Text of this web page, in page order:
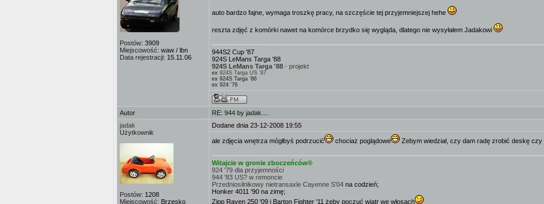
Postów: 3909
Miejscowość: waw / lbn
Data rejestracji: 15.11.06
auto bardzo fajne, wymaga troszkę pracy, na szczęście tej przyjemniejszej hehe
reszta zdjęć z komórki nawet na komórce brzydko się wygląda, dlatego nie wysyłałem Jadakowi
944S2 Cup '87
924S LeMans Targa '88
924S LeMans Targa '88 - projekt
ex 924S Targa US '87
ex 924S Targa '86
ex 924 '76
Autor
RE: 944 by jadak....
jadak
Użytkownik
Postów: 1208
Miejscowość: Brzesko
Dodane dnia 23-12-2008 19:55
ale zdjęcia wnętrza mógłbyś podrzucić chociaż poglądowe Zebym wiedział, czy dam radę zrobić deskę
Witajcie w gronie zboczeńców®
924 '79 dla przyjemności
944 '83 US? w remoncie
Przedniosilnikowy nietransaxle Cayenne S'04 na codzień;
Honker 4011 '90 na zimę;
Zipp Raven 250 '09 i Barton Fighter '11 żeby poczuć wiatr we włosach